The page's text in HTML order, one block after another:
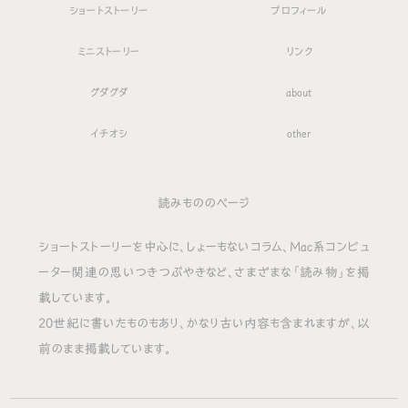
ショートストーリー
ミニストーリー
グダグダ
イチオシ
プロフィール
リンク
about
other
読みもののページ
ショートストーリーを中心に、しょーもないコラム、Mac系コンピュ
ーター関連の思いつきつぶやきなど、さまざまな「読み物」を掲
載しています。
20世紀に書いたものもあり、かなり古い内容も含まれますが、以
前のまま掲載しています。